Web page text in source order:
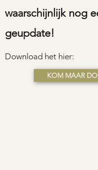
waarschijnlijk nog
geupdate!
Download het hier:
KOM MAAR